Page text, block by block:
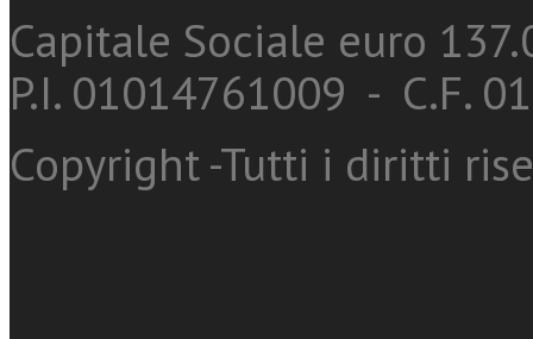
Capitale Sociale euro
P.I. 01014761009 - C.F.
Copyright -Tutti i diritti